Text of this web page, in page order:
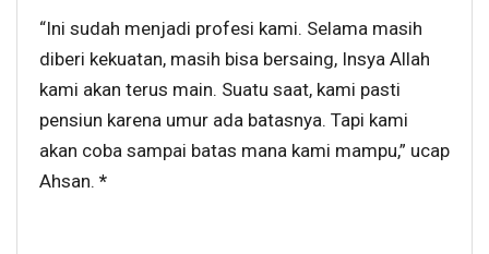
“Ini sudah menjadi profesi kami. Selama masih
diberi kekuatan, masih bisa bersaing, Insya Allah
kami akan terus main. Suatu saat, kami pasti
pensiun karena umur ada batasnya. Tapi kami
akan coba sampai batas mana kami mampu,” ucap
Ahsan. *